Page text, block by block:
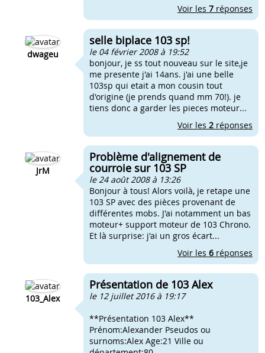
Voir les 7 réponses
dwageu
selle biplace 103 sp!
le 04 février 2008 à 19:52
bonjour, je ss tout nouveau sur le site,je
me presente j'ai 14ans. j'ai une belle
103sp qui etait a mon cousin tout
d'origine (je prends quand mm 70!). je
tiens donc a garder les pieces moteur...
Voir les 2 réponses
JrM
Problème d'alignement de
courroie sur 103 SP
le 24 août 2008 à 13:26
Bonjour à tous! Alors voilà, je retape une
103 SP avec des pièces provenant de
différentes mobs. J'ai notamment un bas
moteur+ support moteur de 103 Chrono.
Et là surprise: j'ai un gros écart...
Voir les 6 réponses
103_Alex
Présentation de 103 Alex
le 12 juillet 2016 à 19:17
**Présentation 103 Alex**
Prénom:Alexander Pseudos ou
surnoms:Alex Age:21 Ville ou